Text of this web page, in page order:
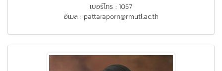
เบอร์โทร : 1057
อีเมล : pattaraporn@rmutl.ac.th